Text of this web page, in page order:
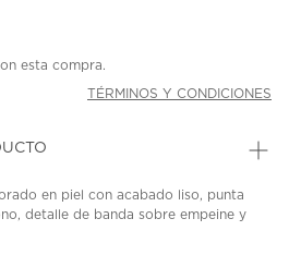
esta compra.
TÉRMINOS Y CONDICIONES
en piel con acabado liso, punta
detalle de banda sobre empeine y